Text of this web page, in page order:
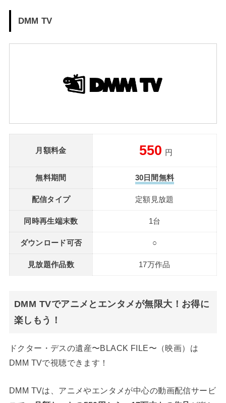
DMM TV
月額料金 550 円
無料期間 30日間無料
配信タイプ 定額見放題
同時再生端末数 1台
ダウンロード可否 ○
見放題作品数 17万作品
DMM TVでアニメとエンタメが無限大！お得に
楽しもう！
ドクター・デスの遺産〜BLACK FILE〜（映画）は
DMM TVで視聴できます！
DMM TVは、アニメやエンタメが中心の動画配信サービ